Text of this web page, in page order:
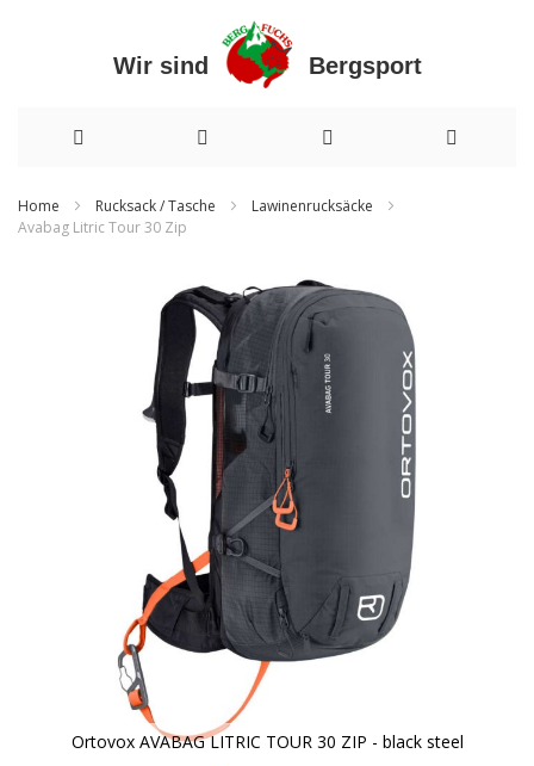
Wir sind Bergsport
zum
Home Rucksack / Tasche
Lawinenrucksäcke
Avabag Litric Tour 30 Zip
Ortovox AVABAG LITRIC TOUR 30 ZIP - black steel